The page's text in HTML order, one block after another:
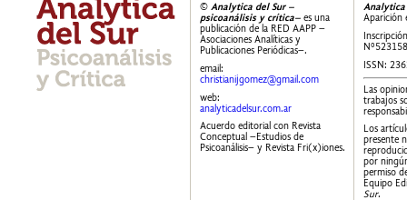
© Analytica del Sur –
psicoanálisis y crítica– es una
publicación de la RED AAPP –
Asociaciones Analíticas y
Publicaciones Periódicas–.
email:
christianijgomez@gmail.com
web:
analyticadelsur.com.ar
Acuerdo editorial con Revista
Conceptual –Estudios de
Psicoanálisis– y Revista Fri(x)iones.
Analytica
Aparición
ISSN:
Las
trabajos
Los
presente
por
permiso
Equipo
Sur.